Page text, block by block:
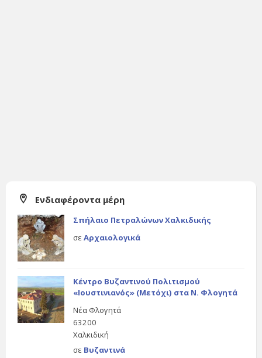
Ενδιαφέροντα μέρη
Σπήλαιο Πετραλώνων Χαλκιδικής
σε Αρχαιολογικά
Κέντρο Βυζαντινού Πολιτισμού
«Ιουστινιανός» (Μετόχι) στα Ν. Φλογητά
Νέα Φλογητά
63200
Χαλκιδική
σε Βυζαντινά